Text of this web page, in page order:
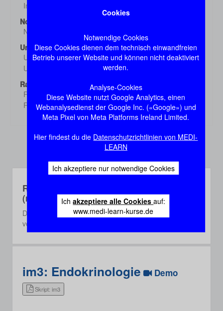
Cookies
Notwendige Cookies
Diese Cookies dienen dem technisch einwandfreien
Betrieb unserer Website und können nicht deaktiviert
werden.
Analyse-Cookies
Diese Website nutzt Google Analytics, einen
Webanalysedienst der Google Inc. («Google») und
Meta Pixel von Meta Platforms Ireland Limited.
Hier findest du die Datenschutzrichtlinien von MEDI-
LEARN
Ich akzeptiere nur notwendige Cookies
Ichakzeptiere alle Cookiesauf:
www.medi-learn-kurse.de
Infektiologie 2
Notfall
Notfall
Untersuchung
Untersuchung 1
Demo
Untersuchung 2
Radiologie
Radiologie 1
Demo
Radiologie 2 Demo
Rec-Webinare
(recorded)
Die Rec-Webinare sind Aufzeichnungen aus einem der
vergangenen 3 Semester.
im3: Endokrinologie Demo
Skript: im3